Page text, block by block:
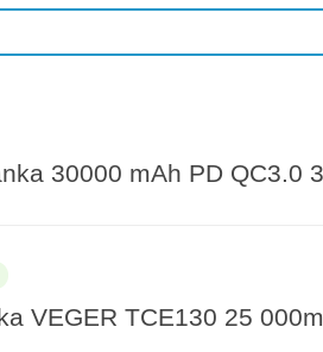
search
30000 mAh PD QC3.0
VEGER TCE130 25